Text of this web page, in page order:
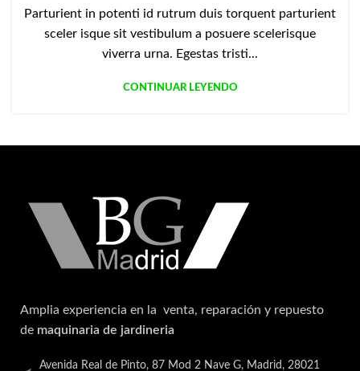
Parturient in potenti id rutrum duis torquent parturient
sceler isque sit vestibulum a posuere scelerisque
viverra urna. Egestas tristi...
CONTINUAR LEYENDO
Amplia experiencia en la venta, reparación y repuesto
de maquinaria de jardineria
Avenida Real de Pinto, 87 Mod 2 Nave G, Madrid, 28021